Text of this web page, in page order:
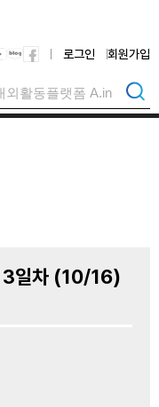
로그인 회원가입